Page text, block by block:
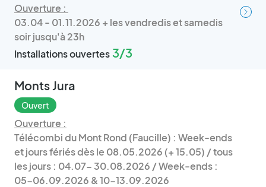
Ouverture :
03.04 - 01.11.2026 + les vendredis et samedis
soir jusqu'à 23h
Installations ouvertes 3/3
Monts Jura
Ouvert
Ouverture :
Télécombi du Mont Rond (Faucille) : Week-ends
et jours fériés dès le 08.05.2026 (+ 15.05) / tous
les jours : 04.07- 30.08.2026 / Week-ends :
05-06.09.2026 & 10-13.09.2026